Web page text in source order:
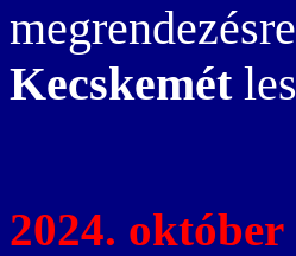
Kecskemét
2024. október